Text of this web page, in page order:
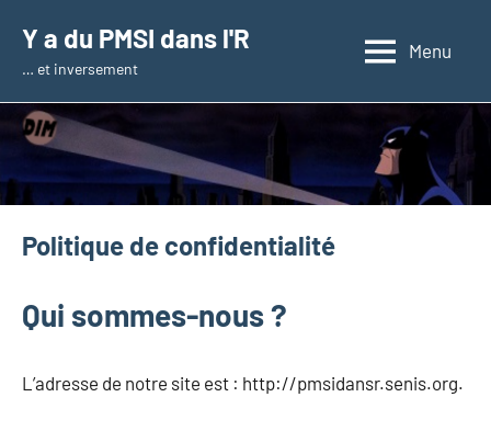
contenu
Y a du PMSI dans l'R
… et inversement
Menu
Politique de confidentialité
Qui sommes-nous ?
L’adresse de notre site est : http://pmsidansr.senis.org.